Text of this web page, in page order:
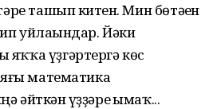
ташып китһен. Мин бөтәһен
уйлаһындар. Йәки
үҙгәртергә көс
математика
һүҙҙәре һымаҡ...